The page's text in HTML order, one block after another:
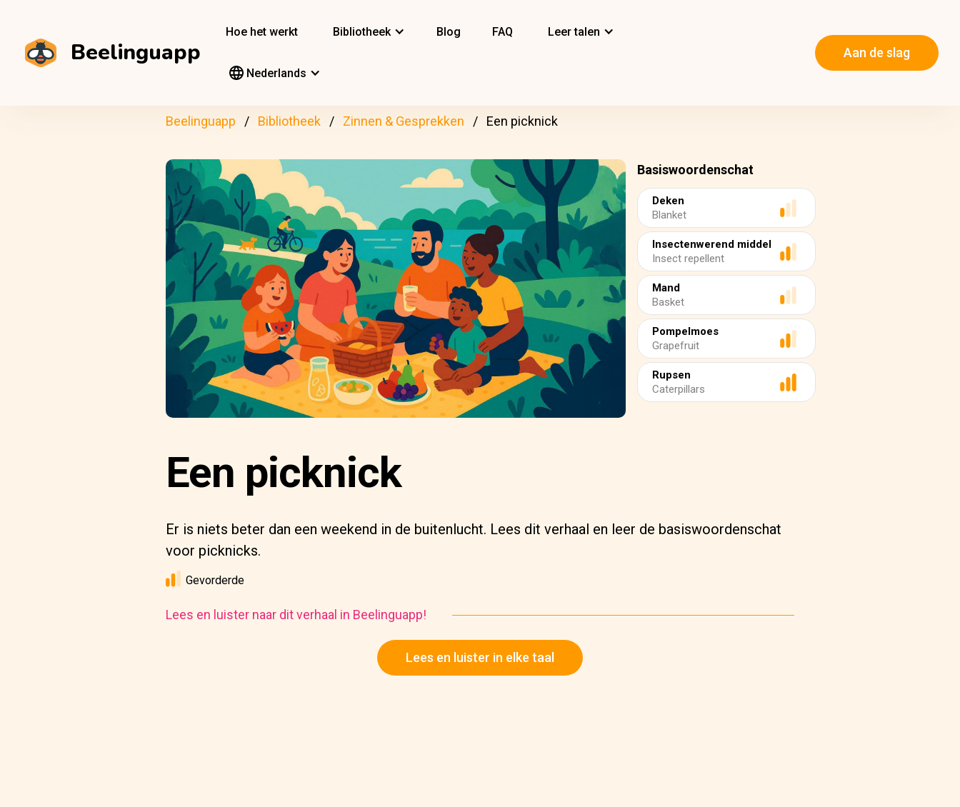
Beelinguapp
Hoe het werkt Bibliotheek Blog FAQ Leer talen
Nederlands
Aan de slag
Beelinguapp Bibliotheek Zinnen & Gesprekken Een picknick
Basiswoordenschat
Deken
Blanket
Insectenwerend middel
Insect repellent
Mand
Basket
Pompelmoes
Grapefruit
Rupsen
Caterpillars
Een picknick
Er is niets beter dan een weekend in de buitenlucht. Lees dit verhaal en leer de basiswoordenschat
voor picknicks.
Gevorderde
Lees en luister naar dit verhaal in Beelinguapp!
Lees en luister in elke taal